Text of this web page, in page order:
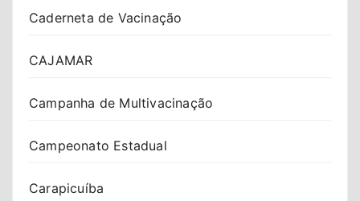
Caderneta de Vacinação
CAJAMAR
Campanha de Multivacinação
Campeonato Estadual
Carapicuíba